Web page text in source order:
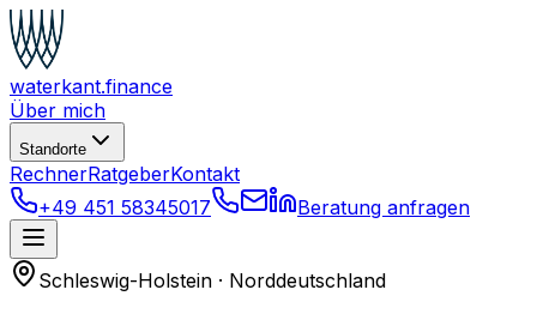
waterkant.finance
Über mich
Standorte
RechnerRatgeberKontakt
+49 451 58345017
Beratung anfragen
Schleswig-Holstein · Norddeutschland